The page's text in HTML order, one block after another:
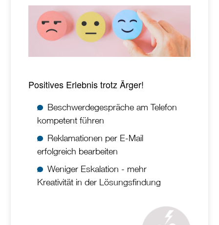
Positives Erlebnis trotz Ärger!
Beschwerdegespräche am Telefon
kompetent führen
Reklamationen per E-Mail
erfolgreich bearbeiten
Weniger Eskalation - mehr
Kreativität in der Lösungsfindung